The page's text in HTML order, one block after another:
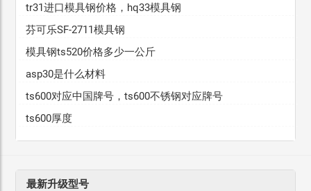
tr31进口模具钢价格，hq33模具钢
芬可乐SF-2711模具钢
模具钢ts520价格多少一公斤
asp30是什么材料
ts600对应中国牌号，ts600不锈钢对应牌号
ts600厚度
最新升级型号